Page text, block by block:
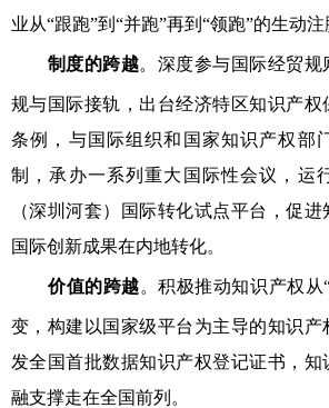
业从“跟跑”到“并跑”再到“领跑”的生动注
制度的跨越。深度参与国际经贸
规与国际接轨，出台经济特区知识产权
条例，与国际组织和国家知识产权部
制，承办一系列重大国际性会议，运
（深圳河套）国际转化试点平台，促
国际创新成果在内地转化。
价值的跨越。积极推动知识产权
变，构建以国家级平台为主导的知识产
发全国首批数据知识产权登记证书，知
融支撑走在全国前列。